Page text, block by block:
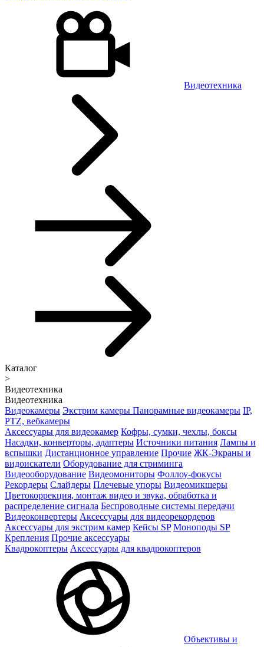
Видеотехника
Каталог
>
Видеотехника
Видеотехника
Видеокамеры Экстрим камеры Панорамные видеокамеры IP,
PTZ, вебкамеры
Аксессуары для видеокамер Кофры, сумки, чехлы, боксы
Насадки, конверторы, адаптеры Источники питания Лампы и
вспышки Дистанционное управление Прочие ЖК-Экраны и
видоискатели Оборудование для стриминга
Видеооборудование Видеомониторы Фоллоу-фокусы
Рекордеры Слайдеры Плечевые упоры Видеомикшеры
Цветокоррекция, монтаж видео и звука, обработка и
распределение сигнала Беспроводные системы передачи
Видеоконвертеры Аксессуары для видеорекордеров
Аксессуары для экстрим камер Кейсы SP Моноподы SP
Крепления Прочие аксессуары
Квадрокоптеры Аксессуары для квадрокоптеров
Объективы и